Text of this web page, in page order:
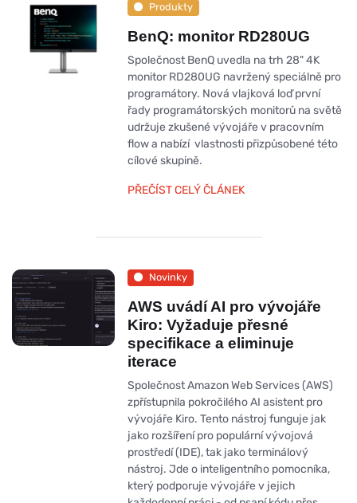
Produkty
BenQ: monitor RD280UG
Společnost BenQ uvedla na trh 28" 4K
monitor RD280UG navržený speciálně pro
programátory. Nová vlajková loď první
řady programátorských monitorů na světě
udržuje zkušené vývojáře v pracovním
flow a nabízí vlastnosti přizpůsobené této
cílové skupině.
PŘEČÍST CELÝ ČLÁNEK
Novinky
AWS uvádí AI pro vývojáře
Kiro: Vyžaduje přesné
specifikace a eliminuje
iterace
Společnost Amazon Web Services (AWS)
zpřístupnila pokročilého AI asistent pro
vývojáře Kiro. Tento nástroj funguje jak
jako rozšíření pro populární vývojová
prostředí (IDE), tak jako terminálový
nástroj. Jde o inteligentního pomocníka,
který podporuje vývojáře v jejich